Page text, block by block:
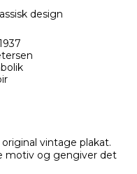
design
vintage plakat.
motiv og gengiver det